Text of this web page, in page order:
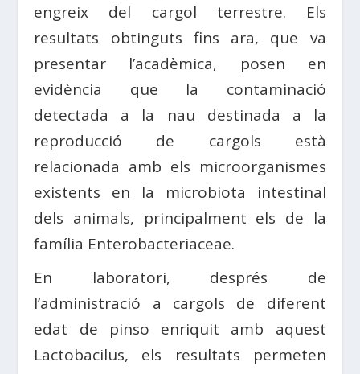
engreix del cargol terrestre. Els
resultats obtinguts fins ara, que va
presentar l’acadèmica, posen en
evidència que la contaminació
detectada a la nau destinada a la
reproducció de cargols està
relacionada amb els microorganismes
existents en la microbiota intestinal
dels animals, principalment els de la
família Enterobacteriaceae.
En laboratori, després de
l’administració a cargols de diferent
edat de pinso enriquit amb aquest
Lactobacilus, els resultats permeten